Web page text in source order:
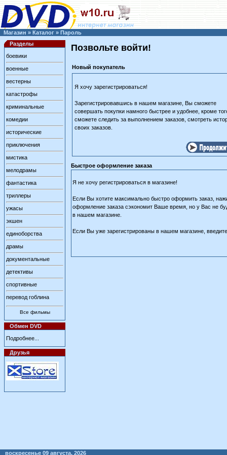
Магазин » Каталог » Пароль
Разделы
боевики
военные
вестерны
катастрофы
криминальные
комедии
исторические
приключения
мистика
мелодрамы
фантастика
триллеры
ужасы
экшен
единоборства
драмы
документальные
детективы
спортивные
перевод гоблина
Все фильмы
Обмен DVD
Подробнее...
Друзья
Позвольте войти!
Новый покупатель
Я хочу зарегистрироваться!
Зарегистрировавшись в нашем магазине, Вы сможете
совершать покупки намного быстрее и удобнее, кроме
сможете следить за выполнением заказов, смотреть
своих заказов.
Быстрое оформление заказа
Я не хочу регистрироваться в магазине!
Если Вы хотите максимально быстро оформить заказ,
оформление заказа сэкономит Ваше время, но у Вас не
в нашем магазине.
Если Вы уже зарегистрированы в нашем магазине,
воскресенье 09 августа, 2026